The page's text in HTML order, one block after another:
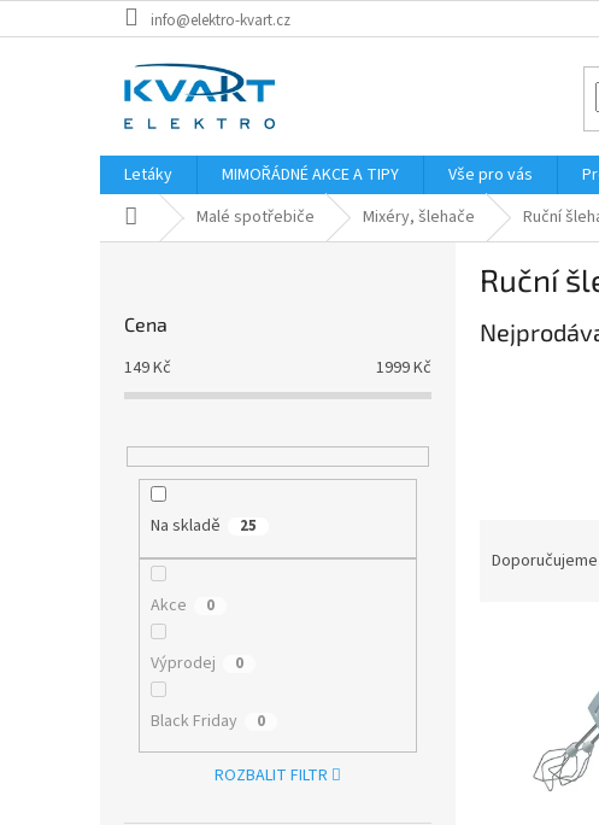
na
info@elektro-kvart.cz
Letáky MIMOŘÁDNÉ AKCE A TIPY Vše pro vás
Domů Malé spotřebiče Mixéry, šlehače Ruční
Cena
149Kč 1999Kč
Na skladě 25
Akce 0
Výprodej 0
Black Friday 0
ROZBALIT FILTR
Ruční
Doporučujeme